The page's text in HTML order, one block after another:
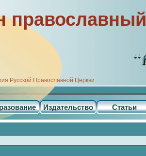
православный
Русской Православной Церкви
Издательство Статьи